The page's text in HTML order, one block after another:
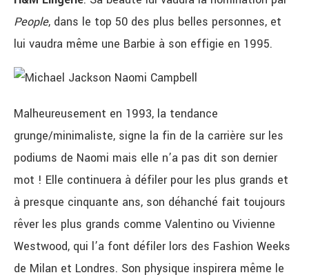
People, dans le top 50 des plus belles personnes, et
lui vaudra même une Barbie à son effigie en 1995.
Malheureusement en 1993, la tendance
grunge/minimaliste, signe la fin de la carrière sur les
podiums de Naomi mais elle n’a pas dit son dernier
mot ! Elle continuera à défiler pour les plus grands et
à presque cinquante ans, son déhanché fait toujours
rêver les plus grands comme Valentino ou Vivienne
Westwood, qui l’a font défiler lors des Fashion Weeks
de Milan et Londres. Son physique inspirera même le